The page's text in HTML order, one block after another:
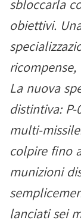
sbloccarla
obiettivi.
La nuova
distintiva:
multi-
colpire fino
munizioni
lanciati sei